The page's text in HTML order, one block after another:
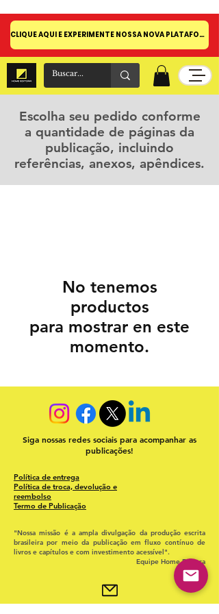
CLIQUE AQUI E EXPERIMENTE NOSSA NOVA PLATAFORMA!
Escolha seu pedido conforme
a quantidade de páginas da
publicação, incluindo
referências, anexos, apêndices.
No tenemos
productos
para mostrar en este
momento.
Siga nossas redes sociais para acompanhar as
publicações!
Política de entrega
Política de troca, devolução e
reembolso
Termo de Publicação
"Nossa missão é a ampla divulgação da produção escrita
brasileira por meio da publicação em fluxo contínuo de
livros e capítulos e com investimento acessível".
Equipe Home Editora